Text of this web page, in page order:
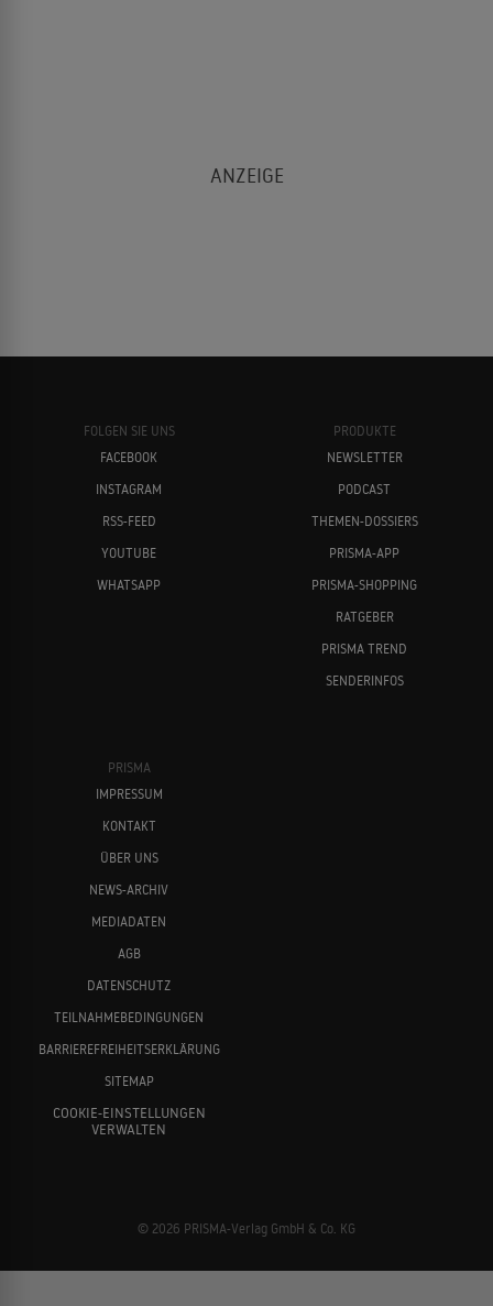
FOLGEN SIE UNS
FACEBOOK
INSTAGRAM
RSS-FEED
YOUTUBE
WHATSAPP
PRODUKTE
NEWSLETTER
PODCAST
THEMEN-DOSSIERS
PRISMA-APP
PRISMA-SHOPPING
RATGEBER
PRISMA TREND
SENDERINFOS
PRISMA
IMPRESSUM
KONTAKT
ÜBER UNS
NEWS-ARCHIV
MEDIADATEN
AGB
DATENSCHUTZ
TEILNAHMEBEDINGUNGEN
BARRIEREFREIHEITSERKLÄRUNG
SITEMAP
COOKIE-EINSTELLUNGEN
VERWALTEN
© 2026 PRISMA-Verlag GmbH & Co. KG